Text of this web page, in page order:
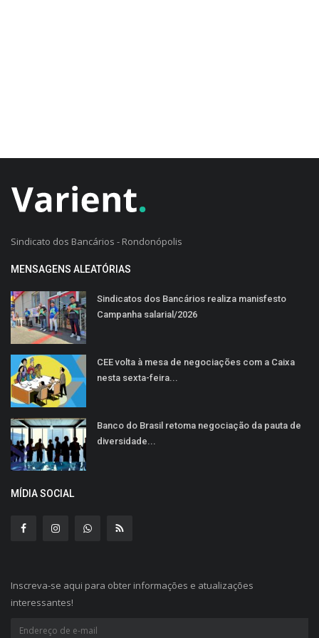
Sindicato dos Bancários - Rondonópolis
MENSAGENS ALEATÓRIAS
Sindicatos dos Bancários realiza manisfesto
Campanha salarial/2026
CEE volta à mesa de negociações com a Caixa
nesta sexta-feira...
Banco do Brasil retoma negociação da pauta de
diversidade...
MÍDIA SOCIAL
Inscreva-se aqui para obter informações e atualizações
interessantes!